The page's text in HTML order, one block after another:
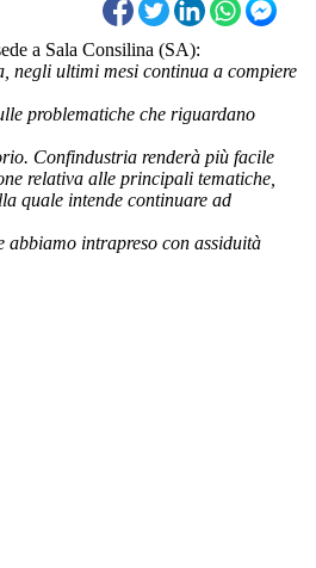
a Sala Consilina (SA):
negli ultimi mesi continua a compiere
problematiche che riguardano
Confindustria renderà più facile
relativa alle principali tematiche,
quale intende continuare ad
abbiamo intrapreso con assiduità